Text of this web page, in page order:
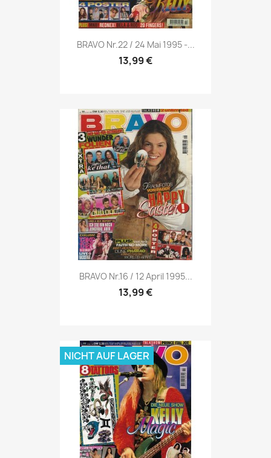
Vorschau
BRAVO Nr.22 / 24 Mai 1995 -...
13,99 €
Vorschau
BRAVO Nr.16 / 12 April 1995...
13,99 €
NICHT AUF LAGER